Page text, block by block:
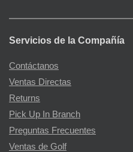
Servicios de la Compañía
Contáctanos
Ventas Directas
Returns
Pick Up In Branch
Preguntas Frecuentes
Ventas de Golf